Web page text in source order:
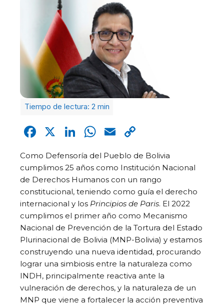
Facebook
X LinkedIn
WhatsApp
Email
Link
Como Defensoría del Pueblo de Bolivia
cumplimos 25 años como Institución Nacional
de Derechos Humanos con un rango
constitucional, teniendo como guía el derecho
internacional y los Principios de Paris. El 2022
cumplimos el primer año como Mecanismo
Nacional de Prevención de la Tortura del Estado
Plurinacional de Bolivia (MNP-Bolivia) y estamos
construyendo una nueva identidad, procurando
lograr una simbiosis entre la naturaleza como
INDH, principalmente reactiva ante la
vulneración de derechos, y la naturaleza de un
MNP que viene a fortalecer la acción preventiva